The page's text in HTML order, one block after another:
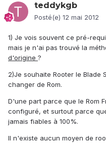
teddykgb
Posté(e) 12 mai 2012
1) Je vois souvent ce pré-
mais je n'ai pas trouvé la
d'origine ?
2)Je souhaite Rooter le Blade
changer de Rom.
D'une part parce que le Rom
configuré, et surtout parce
jamais fiables à 100%.
Il n'existe aucun moyen de